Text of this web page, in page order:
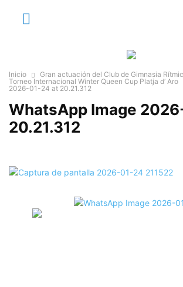
Inicio
Gran actuación del Club de Gimnasia
Torneo Internacional Winter Queen Cup Platja d’ Aro
2026-01-24 at 20.21.312
WhatsApp Image
20.21.312